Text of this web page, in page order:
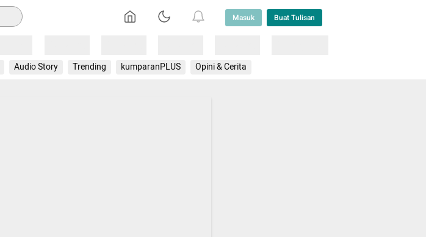
Masuk Buat Tulisan
Audio Story Trending kumparanPLUS Opini & Cerita